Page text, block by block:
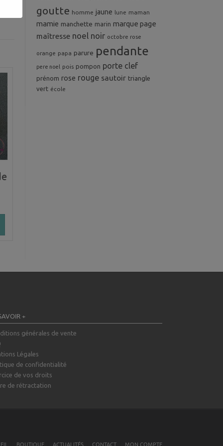
goutte homme jaune lune maman
mamie manchette marin marque page
maîtresse noel noir octobre rose
orange papa parure pendante
pere noel pois pompon porte clef
prénom rose rouge sautoir triangle
vert école
+
générales de vente
Légales
de confidentialité
de vos droits
de rétractation
BOUTIQUE ACTUALITÉS CONTACT MON COMPTE